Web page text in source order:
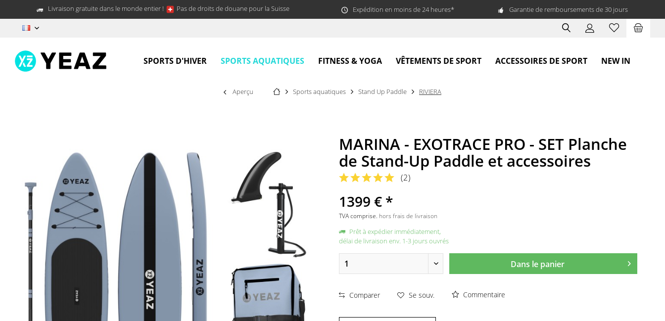
Livraison gratuite dans le monde entier ! Pas de droits de douane pour la Suisse Expédition en moins de 24 heures* Garantie de remboursements de 30 jours
SPORTS D'HIVER SPORTS AQUATIQUES FITNESS & YOGA VÊTEMENTS DE SPORT ACCESSOIRES DE SPORT NEW IN
Aperçu Sports aquatiques Stand Up Paddle RIVIERA
MARINA - EXOTRACE PRO - SET Planche
de Stand-Up Paddle et accessoires
(2)
1399 € *
TVA comprise. hors frais de livraison
Prêt à expédier immédiatement,
délai de livraison env. 1-3 jours ouvrés
Dans le panier
Comparer Se souv. Commentaire